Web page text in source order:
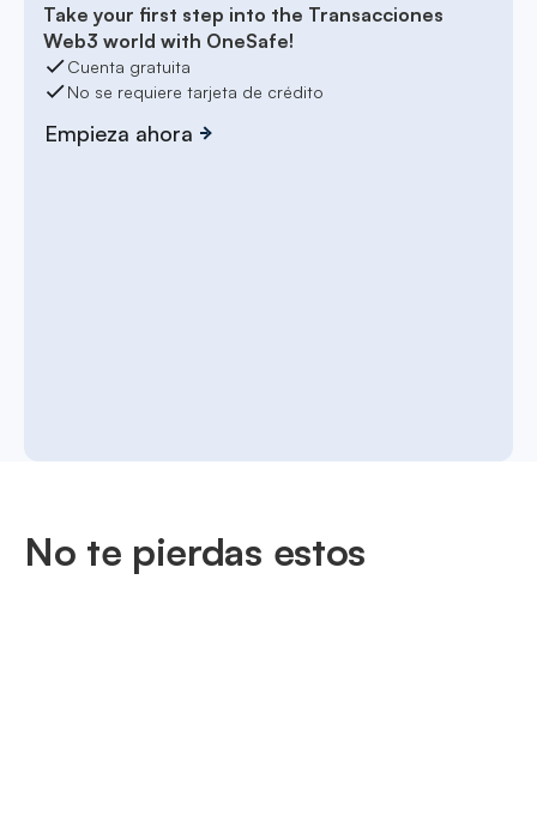
Take your first step into the Transacciones
Web3 world with OneSafe!
Cuenta gratuita
No se requiere tarjeta de crédito
Empieza ahora
No te pierdas estos